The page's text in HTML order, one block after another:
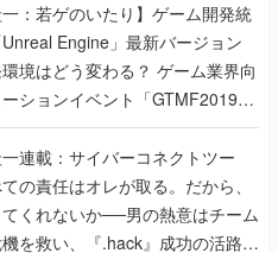
一：若ゲのいたり】ゲーム開発統
Engine」最新バージョン
境はどう変わる？ ゲーム業界向
ションイベント「GTMF2019」
より理解を深めよう【PR】
一連載：サイバーコネクトツー
の責任はオレが取る。だから、
くれないか──男の熱意はチーム
を救い、『.hack』成功の活路を